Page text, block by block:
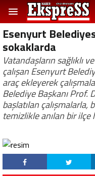
Esenyurt
sokaklarda
Vatandaşların sağlıklı
çalışan Esenyurt
araç ekleyerek
Belediye Başkanı Prof.
başlatılan çalışmalarla,
temizlikle anılan bir